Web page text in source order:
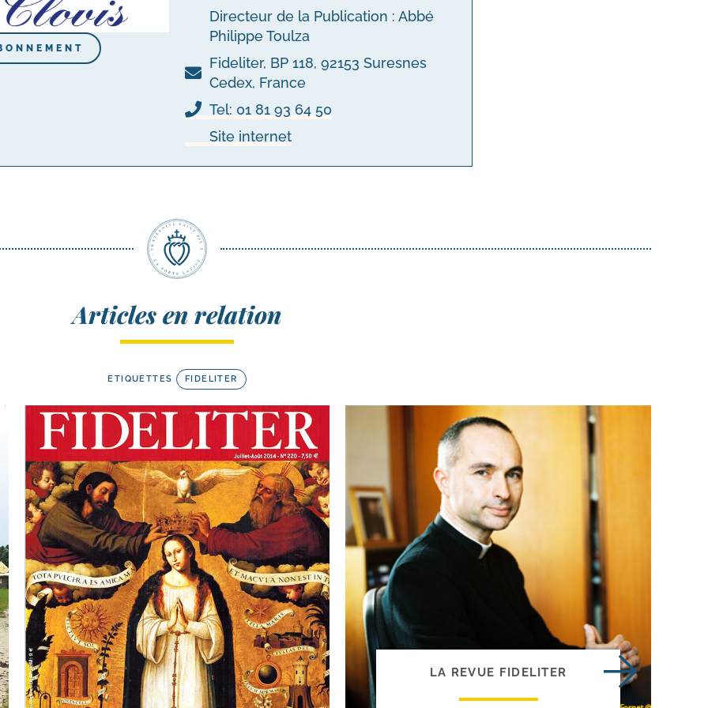
Directeur de la Publication : Abbé
Philippe Toulza
Fideliter, BP 118, 92153 Suresnes
Cedex, France
Tel: 01 81 93 64 50
Site internet
Articles en relation
ETIQUETTES FIDELITER
LA REVUE FIDELITER